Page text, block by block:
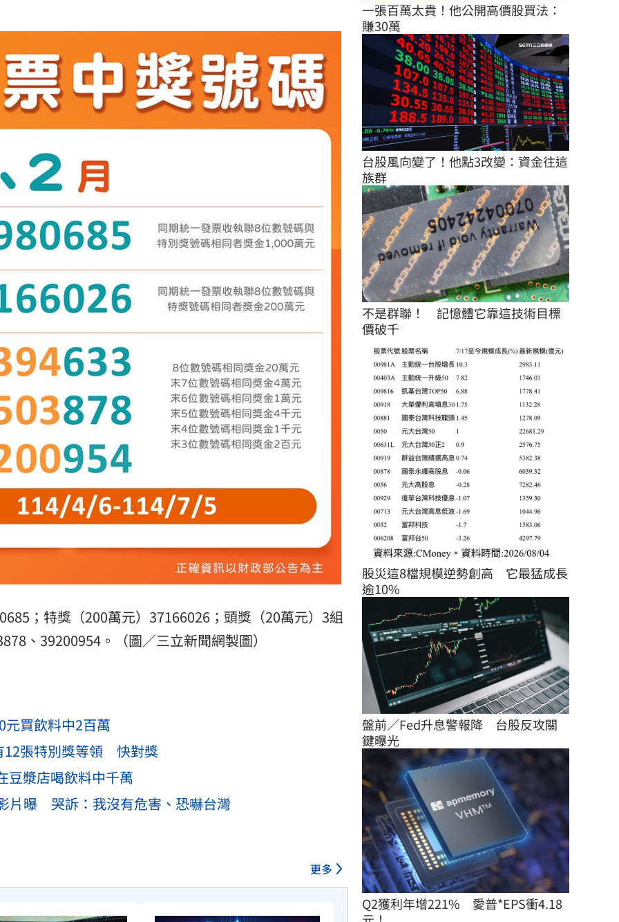
；特獎（200萬元）37166026；頭獎（20萬元）3組
、39200954。（圖／三立新聞網製圖）
元買飲料中2百萬
12張特別獎等領 快對獎
豆漿店喝飲料中千萬
片曝 哭訴：我沒有危害、恐嚇台灣
更多
一張百萬太貴！他公開高價股買法：
賺30萬
台股風向變了！他點3改變：資金往這
族群
不是群聯！　記憶體它靠這技術目標
價破千
股災這8檔規模逆勢創高　它最猛成長
逾10%
盤前／Fed升息警報降　台股反攻關
鍵曝光
Q2獲利年增221%　愛普*EPS衝4.18